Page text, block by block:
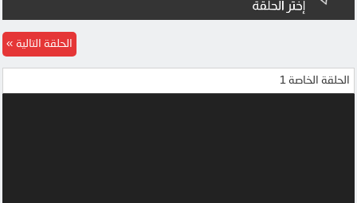
الحلقة الخاصة 1
الحلقة التالية